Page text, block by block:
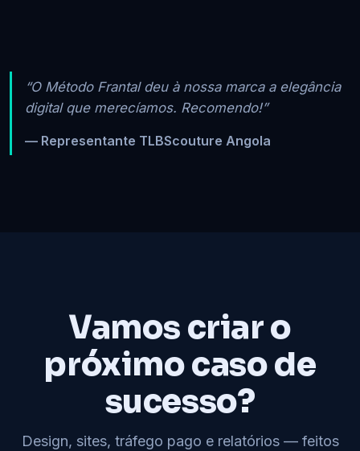
“O Método Frantal deu à nossa marca a elegância
digital que merecíamos. Recomendo!”
— Representante TLBScouture Angola
Vamos criar o
próximo caso de
sucesso?
Design, sites, tráfego pago e relatórios — feitos